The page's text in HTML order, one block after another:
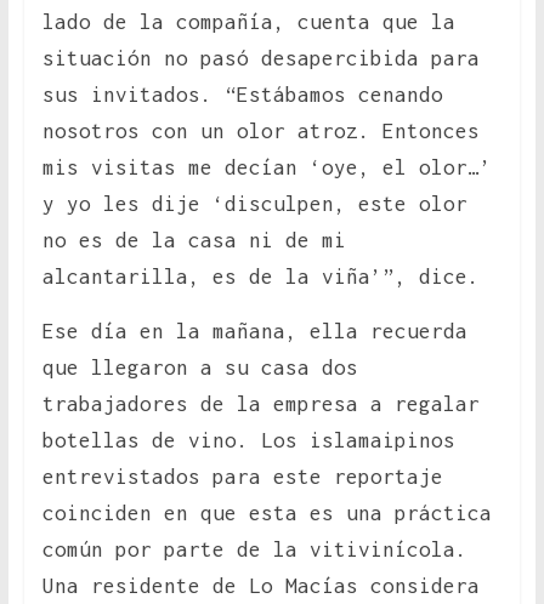
lado de la compañía, cuenta que la
situación no pasó desapercibida para
sus invitados. “Estábamos cenando
nosotros con un olor atroz. Entonces
mis visitas me decían ‘oye, el olor…’
y yo les dije ‘disculpen, este olor
no es de la casa ni de mi
alcantarilla, es de la viña’”, dice.
Ese día en la mañana, ella recuerda
que llegaron a su casa dos
trabajadores de la empresa a regalar
botellas de vino. Los islamaipinos
entrevistados para este reportaje
coinciden en que esta es una práctica
común por parte de la vitivinícola.
Una residente de Lo Macías considera